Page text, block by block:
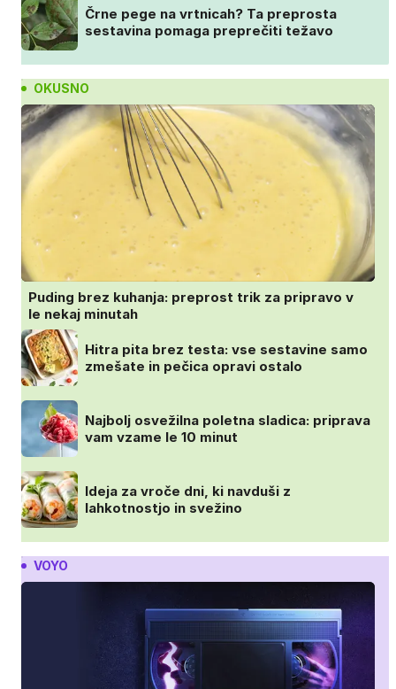
Črne pege na vrtnicah? Ta preprosta
sestavina pomaga preprečiti težavo
OKUSNO
Puding brez kuhanja: preprost trik za pripravo v
le nekaj minutah
Hitra pita brez testa: vse sestavine samo
zmešate in pečica opravi ostalo
Najbolj osvežilna poletna sladica: priprava
vam vzame le 10 minut
Ideja za vroče dni, ki navduši z
lahkotnostjo in svežino
VOYO